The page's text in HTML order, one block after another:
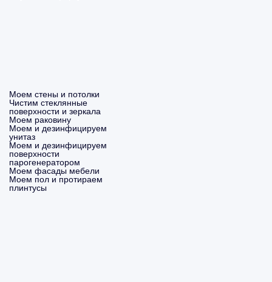
Моем стены и потолки
Чистим стеклянные
поверхности и зеркала
Моем раковину
Моем и дезинфицируем
унитаз
Моем и дезинфицируем
поверхности
парогенератором
Моем фасады мебели
Моем пол и протираем
плинтусы